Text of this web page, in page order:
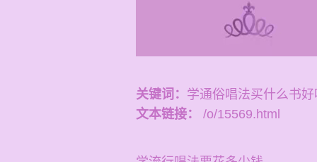
关键词： 学通俗唱法买什么书
文本链接：
/o/15569.html